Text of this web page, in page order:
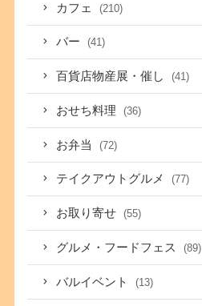
カフェ (210)
バー (41)
百貨店物産展・催し (41)
おせち料理 (36)
お弁当 (72)
テイクアウトグルメ (77)
お取り寄せ (55)
グルメ・フードフェス (89)
バルイベント (13)